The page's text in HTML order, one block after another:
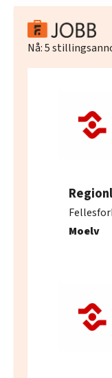
Nå:5
Moelv